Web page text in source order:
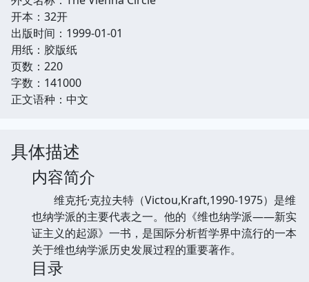
开本：32开
出版时间：1999-01-01
用纸：胶版纸
页数：220
字数：141000
正文语种：中文
具体描述
内容简介
维克托·克拉夫特（Victou,Kraft,1990-1975）是维
也纳学派的主要代表之一。他的《维也纳学派——新实
证主义的起源》一书，是国际分析哲学界中流行的一本
关于维也纳学派历史发展过程的重要著作。
目录